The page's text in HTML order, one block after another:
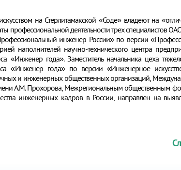
на Стерлитамакской «Соде» владеют на
профессиональной деятельности трех специалистов
инженер России» по версии
наполнителей научно-технического центра
«Инженер года». Заместитель начальника цеха
«Инженер года» по версии «Инженерное
и инженерных общественных организаций,
А.М. Прохорова, Межрегиональным общественным
инженерных кадров в России, направлен на